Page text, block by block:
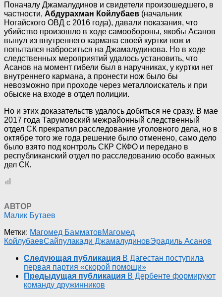
Поначалу Джамалудинов и свидетели произошедшего, в
частности, Абдурахман Койлубаев (начальник
Ногайского ОВД с 2016 года), давали показания, что
убийство произошло в ходе самообороны, якобы Асанов
вынул из внутреннего кармана своей куртки нож и
попытался наброситься на Джамалудинова. Но в ходе
следственных мероприятий удалось установить, что
Асанов на момент гибели был в наручниках, у куртки нет
внутреннего кармана, а пронести нож было бы
невозможно при проходе через металлоискатель и при
обыске на входе в отдел полиции.
Но и этих доказательств удалось добиться не сразу. В мае
2017 года Тарумовский межрайонный следственный
отдел СК прекратил расследование уголовного дела, но в
октябре того же года решение было отменено, само дело
было взято под контроль СКР СКФО и передано в
республиканский отдел по расследованию особо важных
дел СК.
АВТОР
Малик Бутаев
Метки: Магомед БамматовМагомед
КойлубаевСайпулакади ДжамалудиновЭрадиль Асанов
Следующая публикация В Дагестан поступила
первая партия «скорой помощи»
Предыдущая публикация В Дербенте формируют
команду дружинников